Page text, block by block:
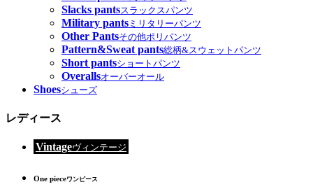
Slacks pantsスラックスパンツ
Military pants ミリタリーパンツ
Other Pantsその他ポリパンツ
Pattern&Sweat pants総柄&スウェットパンツ
Short pantsショートパンツ
Overallsオーバーオール
Shoesシューズ
レディース
Vintageヴィンテージ
One pieceワンピース